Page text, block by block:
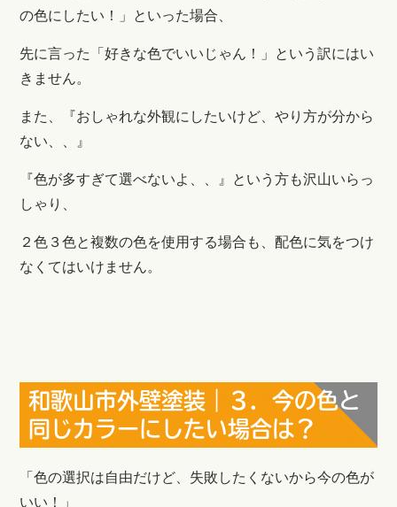
の色にしたい！」といった場合、
先に言った「好きな色でいいじゃん！」という訳にはい
きません。
また、『おしゃれな外観にしたいけど、やり方が分から
ない、、』
『色が多すぎて選べないよ、、』という方も沢山いらっ
しゃり、
２色３色と複数の色を使用する場合も、配色に気をつけ
なくてはいけません。
和歌山市外壁塗装｜３．今の色と
同じカラーにしたい場合は？
「色の選択は自由だけど、失敗したくないから今の色が
いい！」